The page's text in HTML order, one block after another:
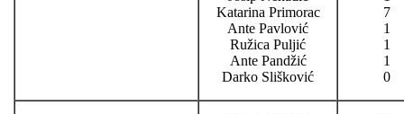
Katarina Primorac
Ante Pavlović
Ružica Puljić
Ante Pandžić
Darko Slišković
7
1
1
1
0